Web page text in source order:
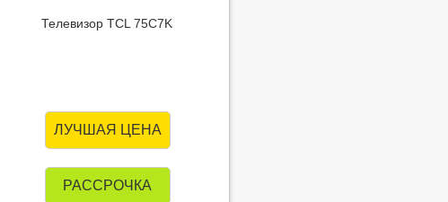
Телевизор TCL 75C7K
ЛУЧШАЯ ЦЕНА
РАССРОЧКА